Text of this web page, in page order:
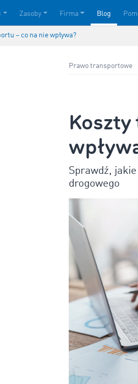
Zasoby Firma Blog
– co na nie wpływa?
Prawo transportowe
Sprawdź,
drogowego